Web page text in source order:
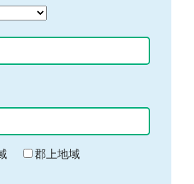
郡上地域